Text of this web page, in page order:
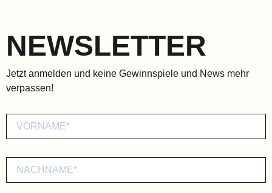
NEWSLETTER
Jetzt anmelden und keine Gewinnspiele und News mehr
verpassen!